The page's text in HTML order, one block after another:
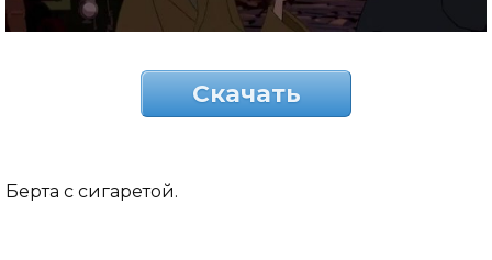
Скачать
Берта с сигаретой.